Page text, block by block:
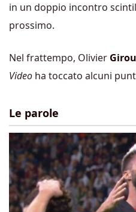
in un doppio incontro
prossimo.
Nel frattempo, Olivier
Video ha toccato alcuni
Le parole